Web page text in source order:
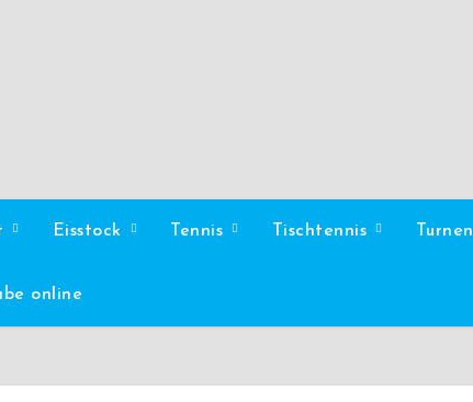
Eisstock Tennis Tischtennis Turnen
online